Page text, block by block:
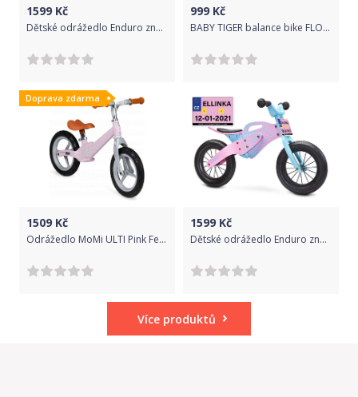
1599 Kč
Dětské odrážedlo Enduro značky Toyz, dřevěné, barva růžová, s osobní SPZ Text na SPZ: Jsem pirát (pirátka) silnic a chodníků, Barva SPZ: -
999 Kč
BABY TIGER balance bike FLOW pink
Doprava zdarma
1509 Kč
Odrážedlo MoMi ULTI Pink Feathers 2021
1599 Kč
Dětské odrážedlo Enduro značky Toyz, dřevěné, barva růžová, s osobní SPZ Text na SPZ: Budoucí cyklistická star, Barva SPZ: růžová
Více produktů